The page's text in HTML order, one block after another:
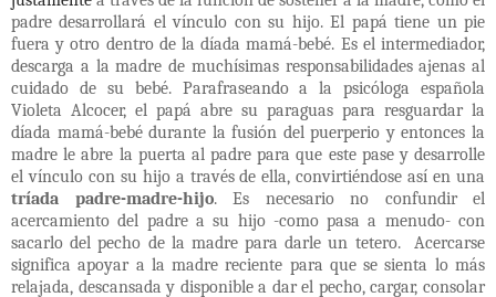
padre desarrollará el vínculo con su hijo. El papá tiene un pie
fuera y otro dentro de la díada mamá-bebé. Es el intermediador,
descarga a la madre de muchísimas responsabilidades ajenas al
cuidado de su bebé. Parafraseando a la psicóloga española
Violeta Alcocer, el papá abre su paraguas para resguardar la
díada mamá-bebé durante la fusión del puerperio y entonces la
madre le abre la puerta al padre para que este pase y desarrolle
el vínculo con su hijo a través de ella, convirtiéndose así en una
tríada padre-madre-hijo. Es necesario no confundir el
acercamiento del padre a su hijo -como pasa a menudo- con
sacarlo del pecho de la madre para darle un tetero.
Acercarse
significa apoyar a la madre reciente para que se sienta lo más
relajada, descansada y disponible a dar el pecho, cargar, consolar